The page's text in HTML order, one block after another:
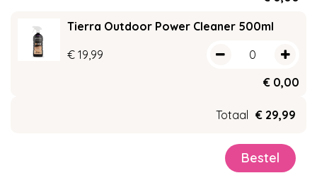
Tierra Outdoor Power Cleaner 500ml
€ 19 99
€ 0,00
Totaal € 29,99